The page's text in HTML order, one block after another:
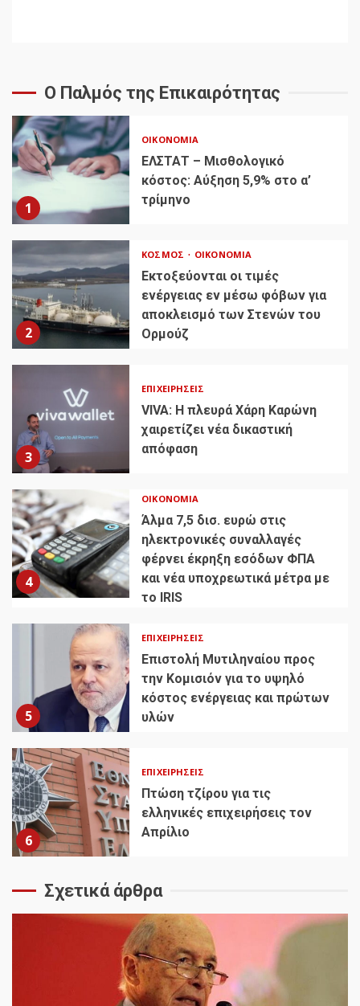
Ο Παλμός της Επικαιρότητας
1
ΟΙΚΟΝΟΜΊΑ
ΕΛΣΤΑΤ – Μισθολογικό
κόστος: Αύξηση 5,9% στο α’
τρίμηνο
2
ΚΌΣΜΟΣ ΟΙΚΟΝΟΜΊΑ
Εκτοξεύονται οι τιμές
ενέργειας εν μέσω φόβων για
αποκλεισμό των Στενών του
Ορμούζ
3
ΕΠΙΧΕΙΡΉΣΕΙΣ
VIVA: Η πλευρά Χάρη Καρώνη
χαιρετίζει νέα δικαστική
απόφαση
4
ΟΙΚΟΝΟΜΊΑ
Άλμα 7,5 δισ. ευρώ στις
ηλεκτρονικές συναλλαγές
φέρνει έκρηξη εσόδων ΦΠΑ
και νέα υποχρεωτικά μέτρα με
το IRIS
5
ΕΠΙΧΕΙΡΉΣΕΙΣ
Επιστολή Μυτιληναίου προς
την Κομισιόν για το υψηλό
κόστος ενέργειας και πρώτων
υλών
6
ΕΠΙΧΕΙΡΉΣΕΙΣ
Πτώση τζίρου για τις
ελληνικές επιχειρήσεις τον
Απρίλιο
Σχετικά άρθρα